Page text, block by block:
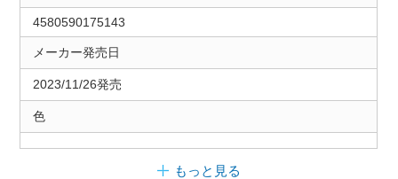
4580590175143
メーカー発売日
2023/11/26発売
色
もっと見る